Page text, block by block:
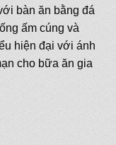
bàn ăn bằng đá
ấm cúng và
hiện đại với ánh
cho bữa ăn gia